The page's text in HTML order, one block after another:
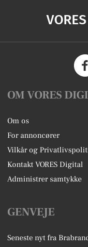
OM VORES
Om os
For annoncører
Vilkår og
Kontakt VORES Digital
Administrer samtykke
GENVEJE
Seneste nyt fra